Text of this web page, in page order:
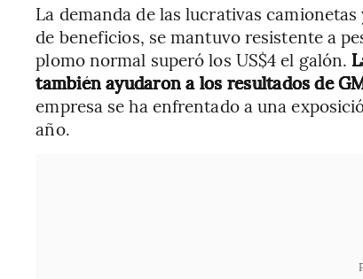
La demanda de las lucrativas
de beneficios, se mantuvo resistente a
plomo normal superó los US$4 el galón.
también ayudaron a los resultados de
empresa se ha enfrentado a una
año.